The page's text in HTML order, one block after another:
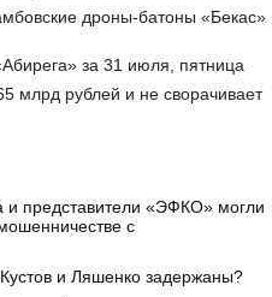
дроны-батоны «Бекас»
за 31 июля, пятница
млрд рублей и не сворачивает
и представители «ЭФКО» могли
с
и Ляшенко задержаны?